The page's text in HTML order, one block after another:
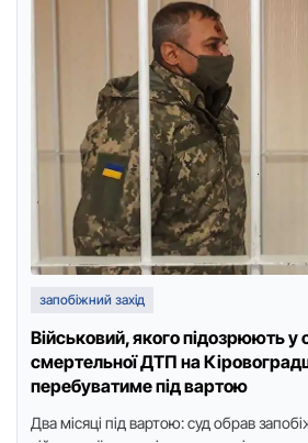
запобіжний захід
Військовий, якого підозрюють у
смертельної ДТП на
перебуватиме під вартою
Два місяці під вартою: суд обрав